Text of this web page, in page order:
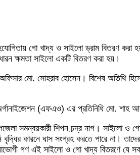
গো খাদ্য ও সাইলো ড্রাম বিতরণ
ক্ষমতা সাইলো একটি বিতরণ করা হয়।
মো. সোহরাব হোসেন। বিশেষ অতিথি
(এফএও) এর প্রতিনিধি মো. শাহ
সমন্বয়কারী শিপন চন্দ্র নাগ। সাইলো ও
কারনে ঘাস সংগ্রহ করতে পারে না।
গণ এই সাইলো ও গো খাদ্য বিতরণে যে